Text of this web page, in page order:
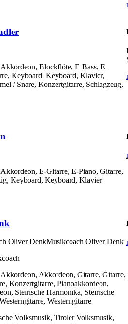
Akkordeon, Blockflöte, E-Bass, E-
Keyboard, Keyboard, Klavier,
/ Snare, Konzertgitarre, Schlagzeug,
Akkordeon, E-Gitarre, E-Piano, Gitarre,
Keyboard, Keyboard, Klavier
Musikcoach Oliver Denk
Akkordeon, Akkordeon, Gitarre, Gitarre,
Konzertgitarre, Pianoakkordeon,
Steirische Harmonika, Steirische
Westerngitarre
Volksmusik, Tiroler Volksmusik,